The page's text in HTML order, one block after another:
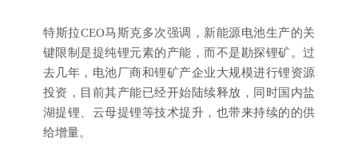
特斯拉CEO马斯克多次强调，新能源电池生产的关
键限制是提纯锂元素的产能，而不是勘探锂矿。过
去几年，电池厂商和锂矿产企业大规模进行锂资源
投资，目前其产能已经开始陆续释放，同时国内盐
湖提锂、云母提锂等技术提升，也带来持续的的供
给增量。